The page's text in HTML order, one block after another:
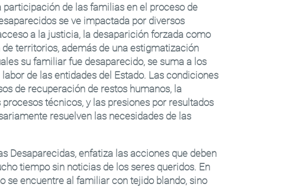
de las familias en el proceso de
se ve impactada por diversos
a la justicia, la desaparición forzada como
territorios, además de una estigmatización
su familiar fue desaparecido, se suma a los
de las entidades del Estado. Las condiciones
de recuperación de restos humanos, la
técnicos, y las presiones por resultados
resuelven las necesidades de las
Desaparecidas, enfatiza las acciones que deben
tiempo sin noticias de los seres queridos. En
se encuentre al familiar con tejido blando, sino